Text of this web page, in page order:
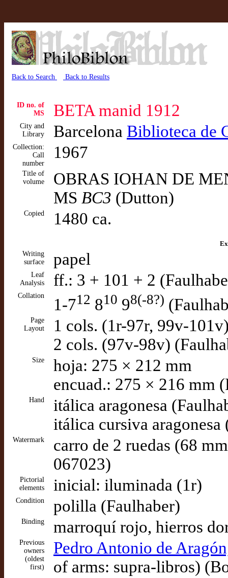
Back to Search Back to Results
ID no. of
MS
BETA manid 1912
City and
Library
Barcelona Biblioteca de
Collection:
Call
number
1967
Title of
volume
OBRAS IOHAN DE
MS BC3 (Dutton)
Copied 1480 ca.
Writing
surface
papel
Leaf
Analysis
ff.: 3 + 101 + 2
Collation 1-712 810 98(-8?)
Page
Layout
1 cols. (1r-97r, 99v-
2 cols. (97v-98v)
Size
hoja: 275 × 212 mm
encuad.: 275 × 216 mm
Hand
itálica aragonesa
itálica cursiva
Watermark
carro de 2 ruedas (68
067023)
Pictorial
elements
inicial: iluminada (1r)
Condition polilla (Faulhaber)
Binding marroquí rojo, hierros
Previous
owners
(oldest
first)
Pedro Antonio de
of arms: supra-libros)